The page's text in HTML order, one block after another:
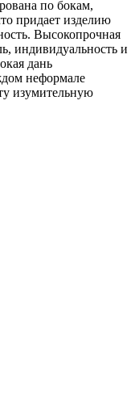
по бокам,
придает изделию
Высокопрочная
индивидуальность и
дань
неформале
изумительную